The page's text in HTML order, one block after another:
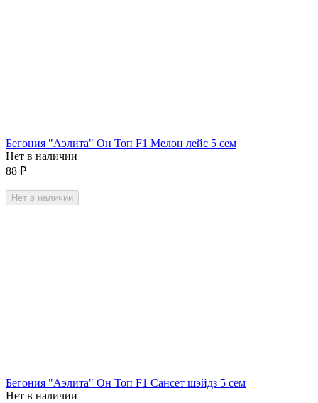
Бегония "Аэлита" Он Топ F1 Мелон лейс 5 сем
Нет в наличии
88 ₽
Нет в наличии
Бегония "Аэлита" Он Топ F1 Сансет шэйдз 5 сем
Нет в наличии